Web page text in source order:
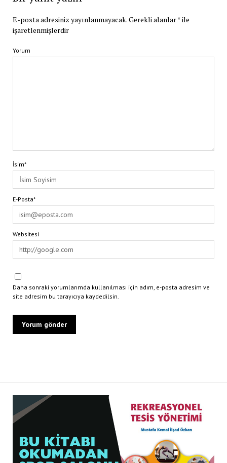
E-posta adresiniz yayınlanmayacak.Gerekli alanlar*ile
işaretlenmişlerdir
Yorum
İsim*
E-Posta*
Websitesi
Daha sonraki yorumlarımda kullanılması için adım, e-posta adresim ve
site adresim bu tarayıcıya kaydedilsin.